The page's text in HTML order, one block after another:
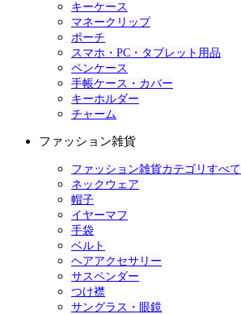
キーケース
マネークリップ
ポーチ
スマホ・PC・タブレット用品
ペンケース
手帳ケース・カバー
キーホルダー
チャーム
ファッション雑貨
ファッション雑貨カテゴリすべて
ネックウェア
帽子
イヤーマフ
手袋
ベルト
ヘアアクセサリー
サスペンダー
つけ襟
サングラス・眼鏡